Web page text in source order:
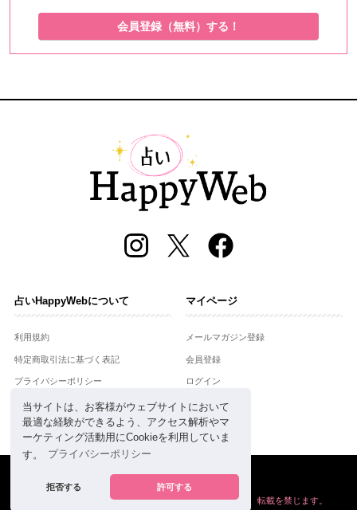
当サイトは、お客様がウェブサイトにおいて
最適な経験ができるよう、アクセス解析やマ
ーケティング活動用にCookieを利用していま
す。
プライバシーポリシー
拒否する 許可する
会員登録（無料）する！
占いHappyWebについて
利用規約
特定商取引法に基づく表記
プライバシーポリシー
運営会社
お問合せ
マイページ
メールマガジン登録
会員登録
ログイン
powered by
掲載の情報や画像など、すべてのコンテンツの無断複写、転載を禁じます。